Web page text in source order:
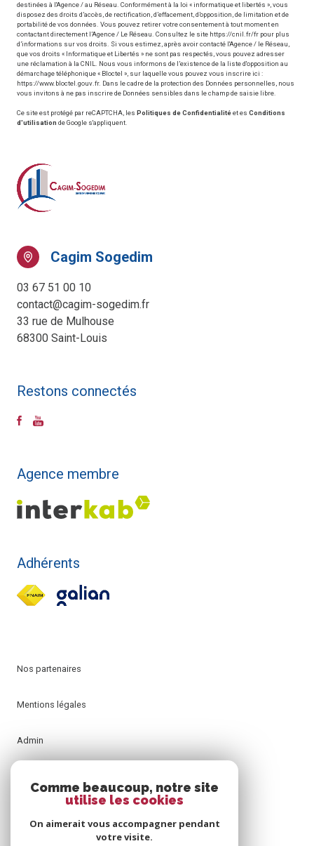
destinées à l'Agence / au Réseau. Conformément à la loi « informatique et libertés », vous
disposez des droits d’accès, de rectification, d’effacement, d’opposition, de limitation et de
portabilité de vos données. Vous pouvez retirer votre consentement à tout moment en
contactant directement l’Agence / Le Réseau. Consultez le site https://cnil.fr/fr pour plus
d’informations sur vos droits. Si vous estimez, après avoir contacté l'Agence / le Réseau,
que vos droits « Informatique et Libertés » ne sont pas respectés, vous pouvez adresser
une réclamation à la CNIL. Nous vous informons de l’existence de la liste d'opposition au
démarchage téléphonique « Bloctel », sur laquelle vous pouvez vous inscrire ici :
https://www.bloctel.gouv.fr. Dans le cadre de la protection des Données personnelles, nous
vous invitons à ne pas inscrire de Données sensibles dans le champ de saisie libre.
Ce site est protégé par reCAPTCHA, les Politiques de Confidentialitéet es Conditions
d'utilisation de Google s'appliquent.
Cagim Sogedim
03 67 51 00 10
contact@cagim-sogedim.fr
33 rue de Mulhouse
68300 Saint-Louis
Restons connectés
Agence membre
Adhérents
Nos partenaires
Mentions légales
Admin
Comme beaucoup, notre site
utilise les cookies
On aimerait vous accompagner pendant
votre visite.